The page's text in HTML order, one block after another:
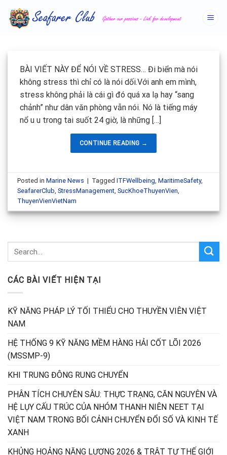
content
BÀI VIẾT NÀY ĐỂ NÓI VỀ STRESS… Đi biển mà nói
không stress thì chỉ có là nói dối.Với anh em mình,
stress không phải là cái gì đó quá xa lạ hay “sang
chảnh” như dân văn phòng vẫn nói. Nó là tiếng máy
nổ u u trong tai suốt 24 giờ, là những […]
CONTINUE READING →
Posted inMarine News | TaggedITFWellbeing,MaritimeSafety,
SeafarerClub,StressManagement,SucKhoeThuyenVien,
ThuyenVienVietNam
CÁC BÀI VIẾT HIỆN TẠI
KỸ NĂNG PHÁP LÝ TỐI THIỂU CHO THUYỀN VIÊN VIỆT
NAM
HỆ THỐNG 9 KỸ NĂNG MỀM HÀNG HẢI CỐT LÕI 2026
(MSSMP-9)
KHI TRUNG ĐÔNG RUNG CHUYỂN
PHÂN TÍCH CHUYÊN SÂU: THỰC TRẠNG, CĂN NGUYÊN VÀ
HỆ LỤY CẤU TRÚC CỦA NHÓM THANH NIÊN NEET TẠI
VIỆT NAM TRONG BỐI CẢNH CHUYỂN ĐỔI SỐ VÀ KINH TẾ
XANH
KHỦNG HOẢNG NĂNG LƯỢNG 2026 & TRẬT TỰ THẾ GIỚI